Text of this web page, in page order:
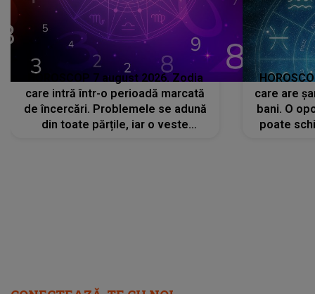
HOROSCOP 7 august 2026. Zodia
care intră într-o perioadă marcată
de încercări. Problemele se adună
din toate părțile, iar o veste
care are
bani. O
poate